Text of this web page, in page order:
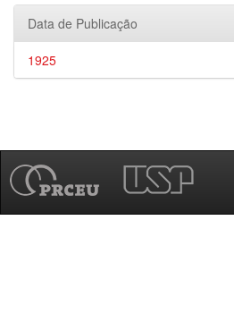
Data de Publicação
1925